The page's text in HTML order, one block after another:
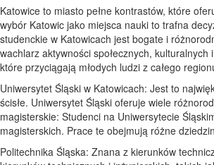
Katowice to miasto pełne kontrastów, które
wybór Katowic jako miejsca nauki to trafna
studenckie w Katowicach jest bogate i
wachlarz aktywności społecznych,
które przyciągają młodych ludzi z całego
Uniwersytet Śląski w Katowicach: Jest to
ścisłe. Uniwersytet Śląski oferuje wiele
magisterskie: Studenci na Uniwersytecie
magisterskich. Prace te obejmują różne
Politechnika Śląska: Znana z kierunków